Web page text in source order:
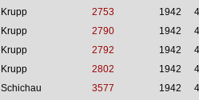
Krupp
2753 1942
Krupp
2790 1942
Krupp
2792 1942
Krupp
2802 1942
Schichau
3577 1942